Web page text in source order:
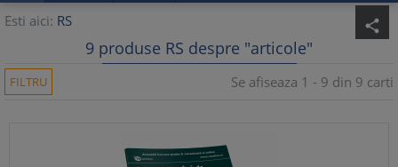
Esti aici: RS share
9 produse RS despre "articole"
FILTRU Se afiseaza 1 - 9 din 9 carti